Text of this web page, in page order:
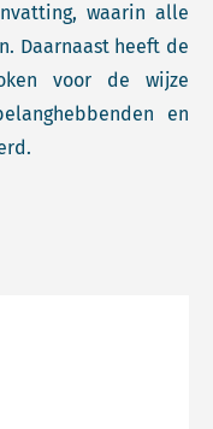
waarin alle
Daarnaast heeft de
voor de wijze
en